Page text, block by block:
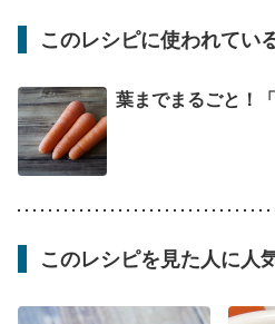
このレシピに使われてい
葉までまるごと！
このレシピを見た人に人